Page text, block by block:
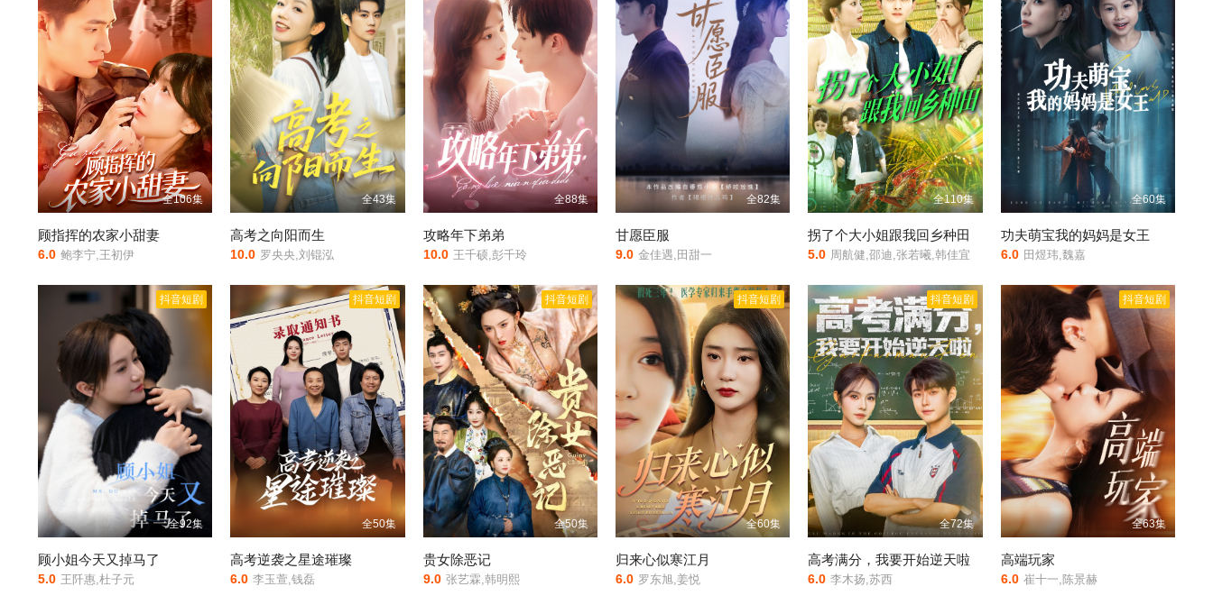
全106集
顾指挥的农家小甜妻
6.0 鲍李宁,王初伊
全43集
高考之向阳而生
10.0 罗央央,刘锟泓
全88集
攻略年下弟弟
10.0 王千硕,彭千玲
全82集
甘愿臣服
9.0 金佳遇,田甜一
全110集
拐了个大小姐跟我回乡种田
5.0 周航健,邵迪,张若曦,韩佳宜
全60集
功夫萌宝我的妈妈是女王
6.0 田煜玮,魏嘉
抖音短剧
全92集
顾小姐今天又掉马了
5.0 王阡惠,杜子元
抖音短剧
全50集
高考逆袭之星途璀璨
6.0 李玉萱,钱磊
抖音短剧
全50集
贵女除恶记
9.0 张艺霖,韩明熙
抖音短剧
全60集
归来心似寒江月
6.0 罗东旭,姜悦
抖音短剧
全72集
高考满分，我要开始逆天啦
6.0 李木扬,苏西
抖音短剧
全63集
高端玩家
6.0 崔十一,陈景赫